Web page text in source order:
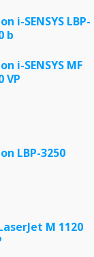
i-SENSYS LBP-
b
i-SENSYS MF
VP
LBP-3250
M 1120